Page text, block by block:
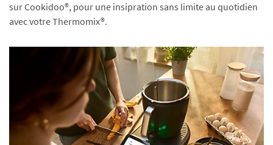
sur Cookidoo®, pour une insipration sans limite au quotidien
avec votre Thermomix®.